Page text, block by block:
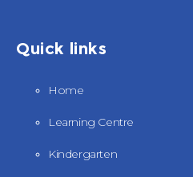
Quick links
Home
Learning Centre
Kindergarten